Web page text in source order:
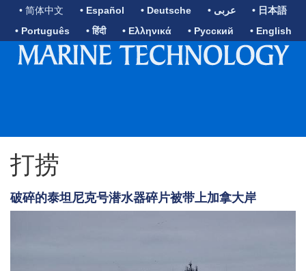
• 简体中文 • Español • Deutsche • عربى
• 日本語
• Português
• हिंदी • Ελληνικά • Русский • English
打捞
破碎的泰坦尼克号潜水器碎片被带上加拿大岸